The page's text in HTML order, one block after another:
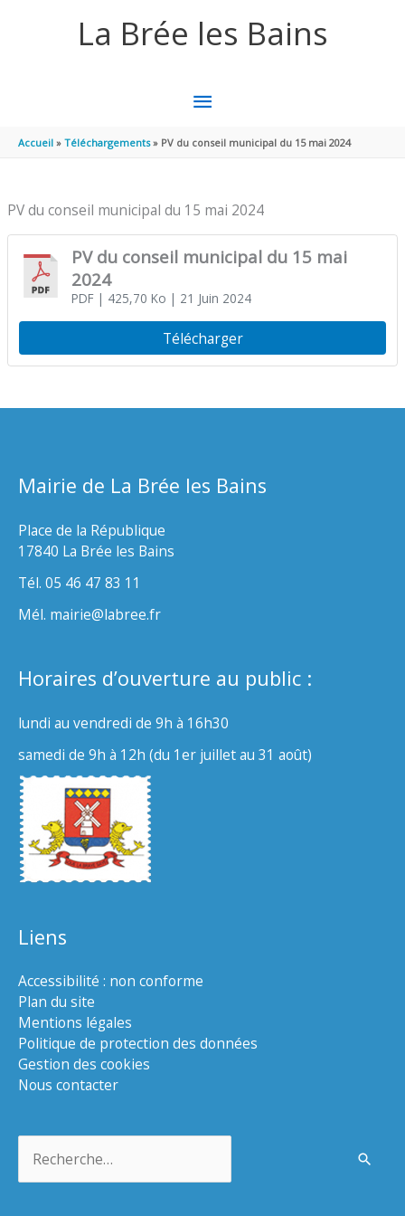
La Brée les Bains
MENU
PRINCIPAL
Accueil Téléchargements PV du conseil municipal du 15 mai 2024
PV du conseil municipal du 15 mai 2024
PV du conseil municipal du 15 mai
2024
PDF| 425,70 Ko | 21 Juin 2024
Télécharger
Mairie de La Brée les Bains
Place de la République
17840 La Brée les Bains
Tél. 05 46 47 83 11
Mél. mairie@labree.fr
Horaires d’ouverture au public :
lundi au vendredi de 9h à 16h30
samedi de 9h à 12h (du 1er juillet au 31 août)
Liens
Accessibilité : non conforme
Plan du site
Mentions légales
Politique de protection des données
Gestion des cookies
Nous contacter